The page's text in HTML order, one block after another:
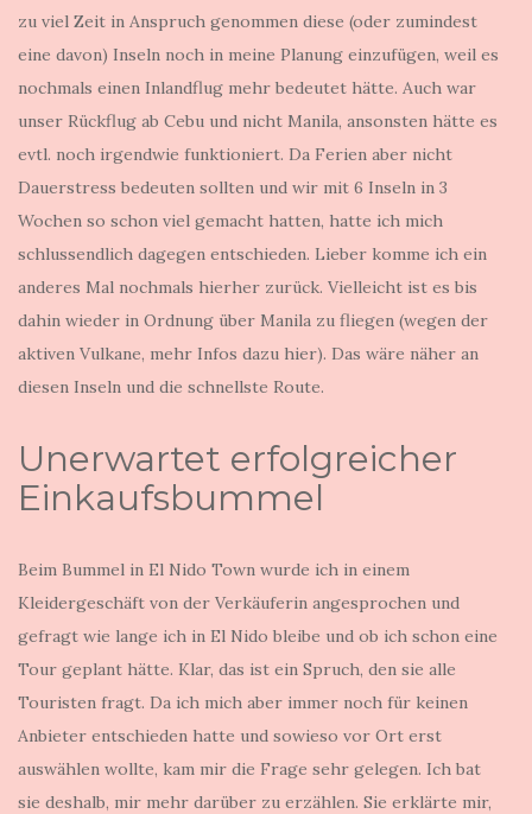
zu viel Zeit in Anspruch genommen diese (oder zumindest
eine davon) Inseln noch in meine Planung einzufügen, weil es
nochmals einen Inlandflug mehr bedeutet hätte. Auch war
unser Rückflug ab Cebu und nicht Manila, ansonsten hätte es
evtl. noch irgendwie funktioniert. Da Ferien aber nicht
Dauerstress bedeuten sollten und wir mit 6 Inseln in 3
Wochen so schon viel gemacht hatten, hatte ich mich
schlussendlich dagegen entschieden. Lieber komme ich ein
anderes Mal nochmals hierher zurück. Vielleicht ist es bis
dahin wieder in Ordnung über Manila zu fliegen (wegen der
aktiven Vulkane, mehr Infos dazu hier). Das wäre näher an
diesen Inseln und die schnellste Route.
Unerwartet erfolgreicher
Einkaufsbummel
Beim Bummel in El Nido Town wurde ich in einem
Kleidergeschäft von der Verkäuferin angesprochen und
gefragt wie lange ich in El Nido bleibe und ob ich schon eine
Tour geplant hätte. Klar, das ist ein Spruch, den sie alle
Touristen fragt. Da ich mich aber immer noch für keinen
Anbieter entschieden hatte und sowieso vor Ort erst
auswählen wollte, kam mir die Frage sehr gelegen. Ich bat
sie deshalb, mir mehr darüber zu erzählen. Sie erklärte mir,